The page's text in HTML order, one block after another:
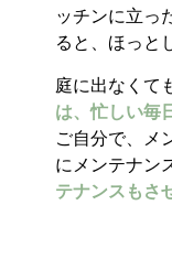
ッチンに立っ
ると、ほっと
庭に出なくて
は、忙しい毎
ご自分で、メ
にメンテナン
テナンスもさ